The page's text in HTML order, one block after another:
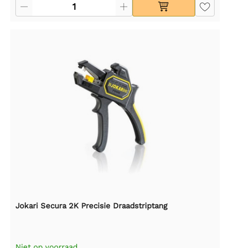
Jokari Secura 2K Precisie Draadstriptang